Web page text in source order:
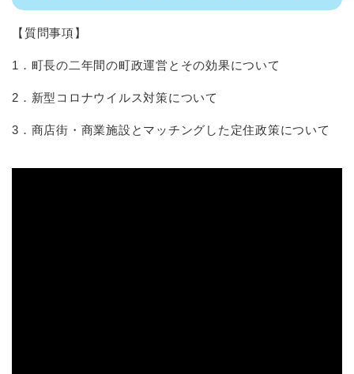
【質問事項】
1．町長の二年間の町政運営とその効果について
2．新型コロナウイルス対策について
3．商店街・商業施設とマッチングした定住政策について